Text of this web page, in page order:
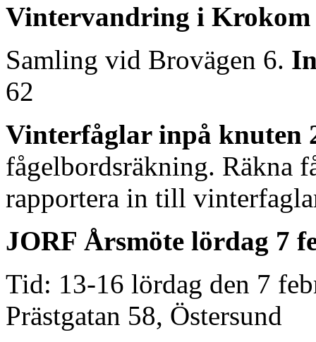
Vintervandring i Krokom
Samling vid Brovägen 6.
62
Vinterfåglar inpå knuten
fågelbordsräkning. Räkna
rapportera in till
JORF Årsmöte lördag 7
Tid: 13-16 lördag den 7
Prästgatan 58, Östersund